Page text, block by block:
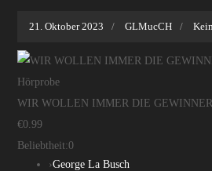
21. Oktober 2023 GLMucCH
Hörprobe
WIR WOLLEN IMMER DIE
€0.99
Beliebtheit:0
›George La Busch